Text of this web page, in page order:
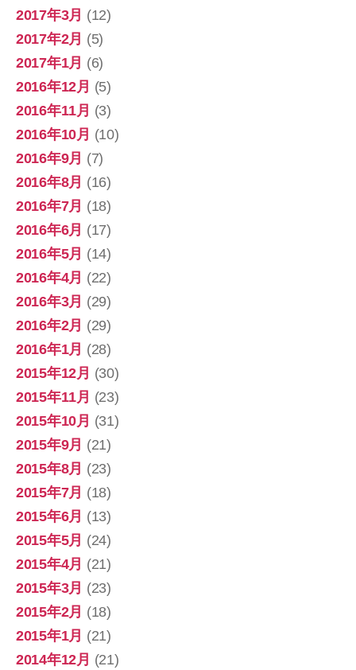
2017年3月 (12)
2017年2月 (5)
2017年1月 (6)
2016年12月 (5)
2016年11月 (3)
2016年10月 (10)
2016年9月 (7)
2016年8月 (16)
2016年7月 (18)
2016年6月 (17)
2016年5月 (14)
2016年4月 (22)
2016年3月 (29)
2016年2月 (29)
2016年1月 (28)
2015年12月 (30)
2015年11月 (23)
2015年10月 (31)
2015年9月 (21)
2015年8月 (23)
2015年7月 (18)
2015年6月 (13)
2015年5月 (24)
2015年4月 (21)
2015年3月 (23)
2015年2月 (18)
2015年1月 (21)
2014年12月 (21)